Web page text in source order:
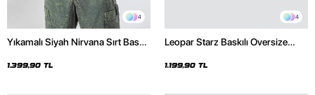
4
Yıkamalı Siyah Nirvana Sırt Baskılı
1.399,90 TL
4
Leopar Starz Baskılı Oversize
1.199,90 TL